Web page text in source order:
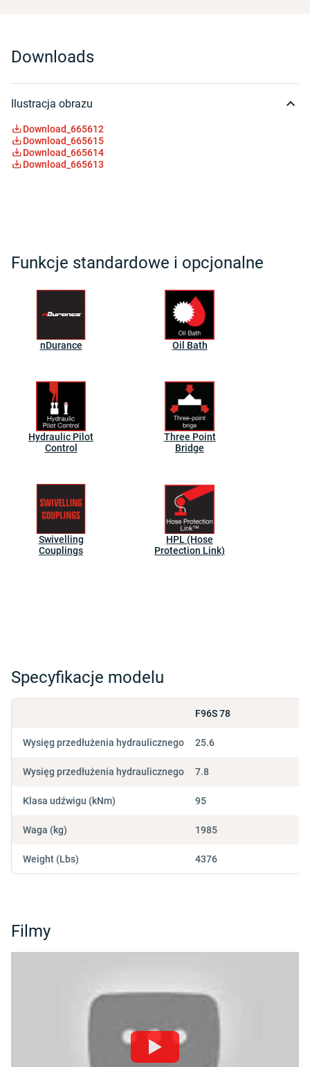
Downloads
Ilustracja obrazu
Download_665612
Download_665615
Download_665614
Download_665613
Funkcje standardowe i opcjonalne
nDurance Oil Bath
Hydraulic Pilot
Control
Three Point
Bridge
Swivelling
Couplings
HPL (Hose
Protection Link)
Specyfikacje modelu
Wysięg przedłużenia hydraulicznego (w stopach)
Wysięg przedłużenia hydraulicznego (M)
Klasa udźwigu (kNm)
Waga (kg)
Weight (Lbs)
F96S 78
25.6
7.8
95
1985
4376
Filmy